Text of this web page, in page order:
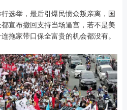
选举，最后引爆民愤众叛亲离，国
宣布撤回支持当场逼宫，若不是美
拖家带口保全富贵的机会都没有。